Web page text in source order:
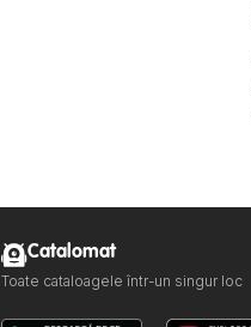
Catalomat
Toate cataloagele într-un singur loc